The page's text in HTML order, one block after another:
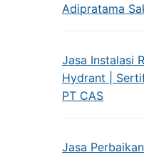
Adipratama
Jasa Instalasi
Hydrant |
PT CAS
Jasa